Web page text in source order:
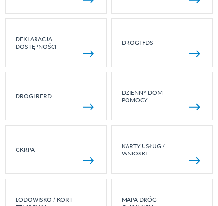
DEKLARACJA
DOSTĘPNOŚCI
DROGI FDS
DROGI RFRD
DZIENNY DOM
POMOCY
GKRPA
KARTY USŁUG /
WNIOSKI
LODOWISKO / KORT
MAPA DRÓG